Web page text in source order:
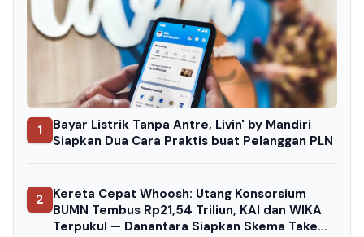
1
Bayar Listrik Tanpa Antre, Livin' by Mandiri
Siapkan Dua Cara Praktis buat Pelanggan PLN
2
Kereta Cepat Whoosh: Utang Konsorsium
BUMN Tembus Rp21,54 Triliun, KAI dan WIKA
Terpukul — Danantara Siapkan Skema Take